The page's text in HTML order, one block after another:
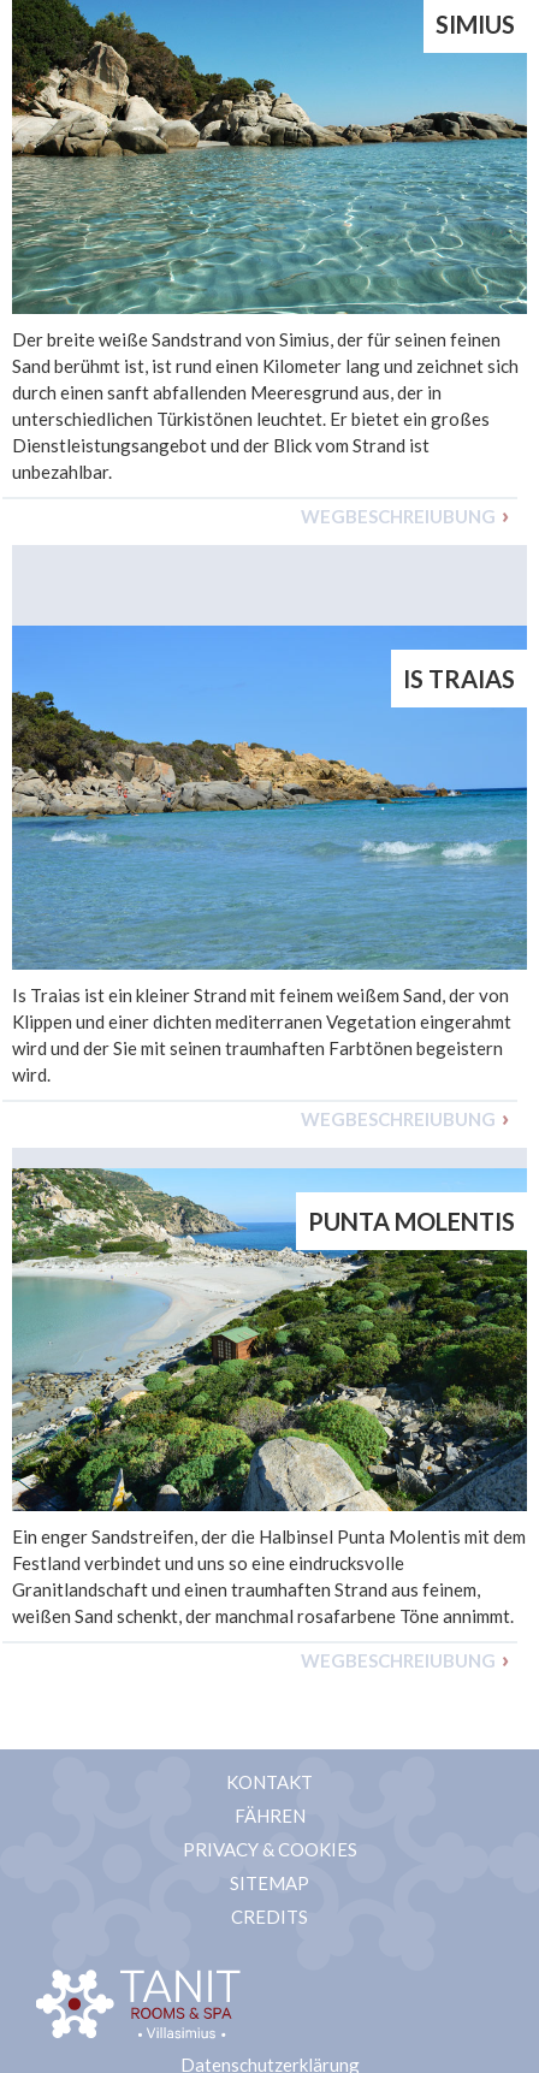
SIMIUS
Der breite weiße Sandstrand von Simius, der für seinen feinen
Sand berühmt ist, ist rund einen Kilometer lang und zeichnet sich
durch einen sanft abfallenden Meeresgrund aus, der in
unterschiedlichen Türkistönen leuchtet. Er bietet ein großes
Dienstleistungsangebot und der Blick vom Strand ist
unbezahlbar.
WEGBESCHREIUBUNG
IS TRAIAS
Is Traias ist ein kleiner Strand mit feinem weißem Sand, der von
Klippen und einer dichten mediterranen Vegetation eingerahmt
wird und der Sie mit seinen traumhaften Farbtönen begeistern
wird.
WEGBESCHREIUBUNG
PUNTA MOLENTIS
Ein enger Sandstreifen, der die Halbinsel Punta Molentis mit dem
Festland verbindet und uns so eine eindrucksvolle
Granitlandschaft und einen traumhaften Strand aus feinem,
weißen Sand schenkt, der manchmal rosafarbene Töne annimmt.
WEGBESCHREIUBUNG
KONTAKT
FÄHREN
PRIVACY & COOKIES
SITEMAP
CREDITS
Datenschutzerklärung